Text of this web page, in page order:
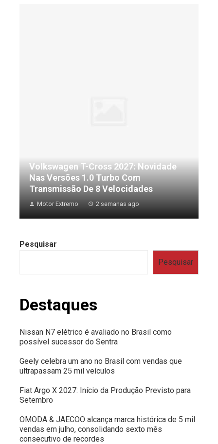
Volkswagen T-Cross 2027: Novidade
Nas Versões 1.0 Turbo Com
Transmissão De 8 Velocidades
Motor Extremo 2 semanas ago
Pesquisar
Pesquisar
Destaques
Nissan N7 elétrico é avaliado no Brasil como
possível sucessor do Sentra
Geely celebra um ano no Brasil com vendas que
ultrapassam 25 mil veículos
Fiat Argo X 2027: Início da Produção Previsto para
Setembro
OMODA & JAECOO alcança marca histórica de 5 mil
vendas em julho, consolidando sexto mês
consecutivo de recordes